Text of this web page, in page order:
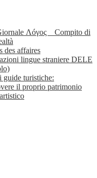
Λóγος _ Compito di
des affaires
lingue straniere DELE
guide turistiche:
il proprio patrimonio